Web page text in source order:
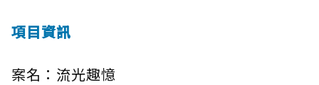
項目資訊
案名：流光趣憶